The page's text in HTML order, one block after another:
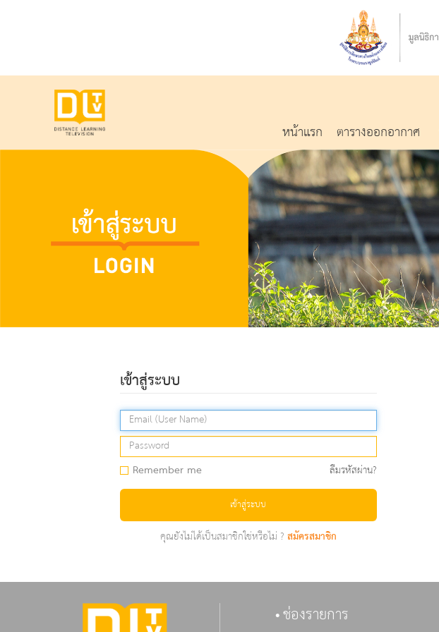
หน้าแรก ตารางออกอากาศ
เข้าสู่ระบบ
Remember me ลืมรหัสผ่าน?
เข้าสู่ระบบ
คุณยังไม่ได้เป็นสมาชิกใช่หรือไม่ ?สมัครสมาชิก
ช่องรายการ